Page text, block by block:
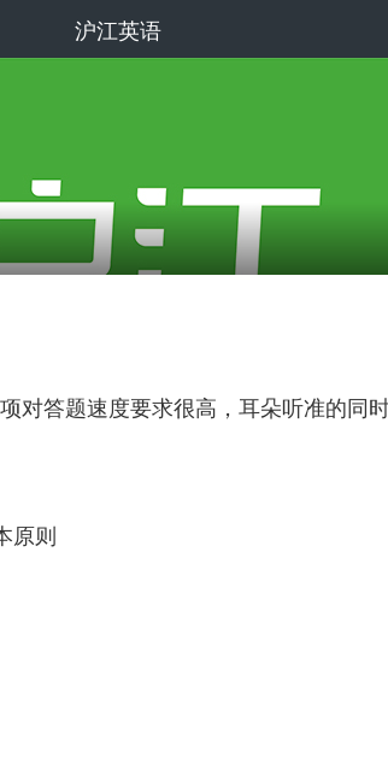
沪江英语
答题速度要求很高，耳朵听准的同
原则